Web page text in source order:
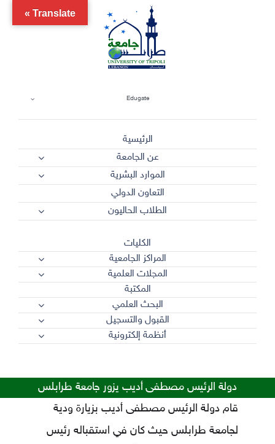
Edugate
الرئيسية
عن الجامعة
الموارد البشرية
التعاون الدولي
الطلاب الحاليون
الكليات
المراكز الجامعية
المجلات العلمية
المكتبة
البحث العلمي
القبول والتسجيل
أنظمة إلكترونية
دولة الرئيس مصطفى أديب يزور جامعة طرابلس
قام دولة الرئيس مصطفى أديب بزيارة ودية
لجامعة طرابلس حيث كان في استقباله رئيس
Translate »